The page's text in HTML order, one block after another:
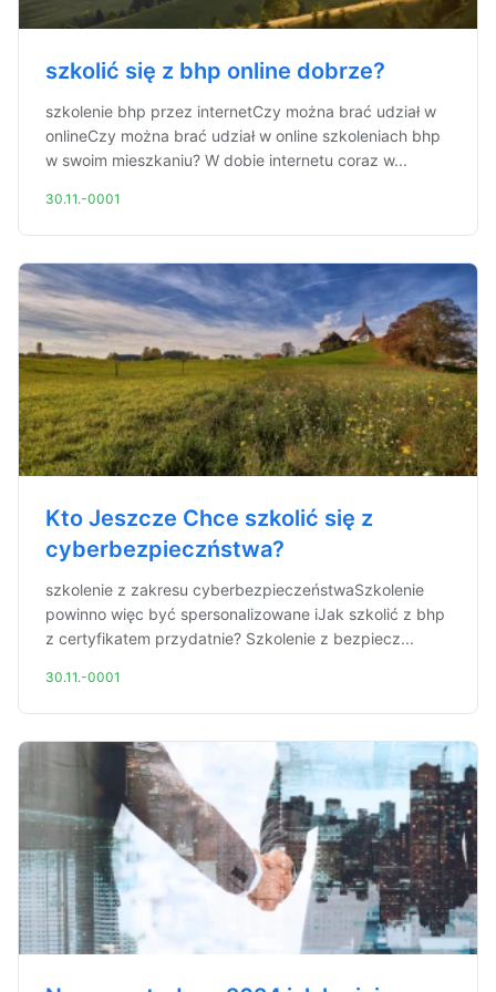
szkolić się z bhp online dobrze?
szkolenie bhp przez internetCzy można brać udział w
onlineCzy można brać udział w online szkoleniach bhp
w swoim mieszkaniu? W dobie internetu coraz w...
30.11.-0001
Kto Jeszcze Chce szkolić się z
cyberbezpieczństwa?
szkolenie z zakresu cyberbezpieczeństwaSzkolenie
powinno więc być spersonalizowane iJak szkolić z bhp
z certyfikatem przydatnie? Szkolenie z bezpiecz...
30.11.-0001